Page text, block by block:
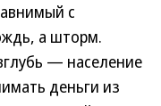
с
а шторм.
— население
деньги из